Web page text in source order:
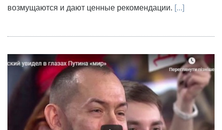
возмущаются и дают ценные рекомендации. [...]